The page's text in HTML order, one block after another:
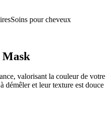
Soins pour cheveux
valorisant la couleur de votre
démêler et leur texture est douce